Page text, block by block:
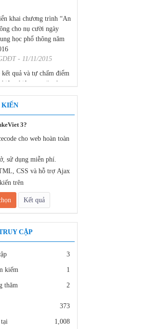
cho nụ cười ngày
học phổ thông năm
- 11/11/2015
quả và tự chấm điểm
nhiệm vụ văn thư,
quả và tự chấm điểm
2
VP - 18/11/2015
khai chương trình “An
cho nụ cười ngày
- 11/11/2015
quả và tự chấm điểm
nhiệm vụ văn thư,
VP - 18/11/2015
kết quả và tự chấm điểm
nhiệm vụ văn thư,
VP - 18/11/2015
KIẾN
3?
cho web hoàn toàn
sử dụng miễn phí.
CSS và hỗ trợ Ajax
trên
CẬP
3
kiếm 1
thăm 2
373
1,008